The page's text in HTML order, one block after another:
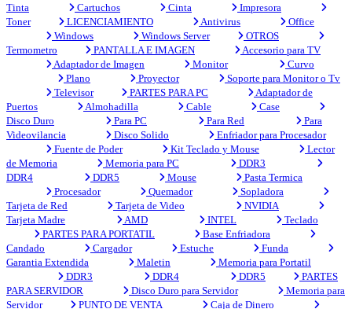
Tinta
Cartuchos Cinta
Impresora
Toner
LICENCIAMIENTO Antivirus
Office
Windows
Windows Server
OTROS
Termometro
PANTALLA E IMAGEN
Accesorio para TV
Adaptador de Imagen
Monitor
Curvo
Plano
Proyector
Soporte para Monitor o Tv
Televisor
PARTES PARA PC
Adaptador de
Puertos
Almohadilla Cable
Case
Disco Duro
Para PC Para Red
Para
Videovilancia
Disco Solido
Enfriador para Procesador
Fuente de Poder
Kit Teclado y Mouse
Lector
de Memoria
Memoria para PC
DDR3
DDR4
DDR5 Mouse
Pasta Termica
Procesador
Quemador
Sopladora
Tarjeta de Red
Tarjeta de Video
NVIDIA
Tarjeta Madre
AMD INTEL
Teclado
PARTES PARA PORTATIL
Base Enfriadora
Candado
Cargador Estuche
Funda
Garantia Extendida
Maletin
Memoria para Portatil
DDR3
DDR4 DDR5
PARTES
PARA SERVIDOR
Disco Duro para Servidor
Memoria para
Servidor
PUNTO DE VENTA Caja de Dinero